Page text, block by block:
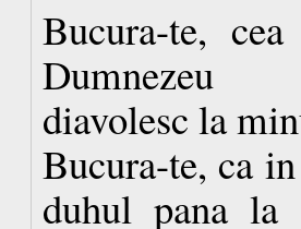
Bucura-te,
Dumnezeu
diavolesc la
Bucura-te, ca
duhul pana la